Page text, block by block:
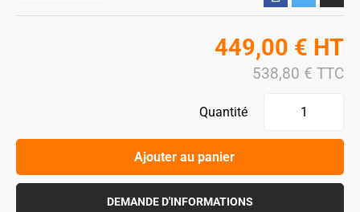
449,00 € HT
538,80 € TTC
Quantité
Ajouter au panier
DEMANDE D'INFORMATIONS